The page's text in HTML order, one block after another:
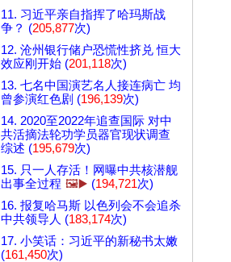
11. 习近平亲自指挥了哈玛斯战
争？ (205,877次)
12. 沧州银行储户恐慌性挤兑 恒大
效应刚开始 (201,118次)
13. 七名中国演艺名人接连病亡 均
曾参演红色剧 (196,139次)
14. 2020至2022年追查国际 对中
共活摘法轮功学员器官现状调查
综述 (195,679次)
15. 只一人存活！网曝中共核潜舰
出事全过程 🖼️▶️ (194,721次)
16. 报复哈马斯 以色列会不会追杀
中共领导人 (183,174次)
17. 小笑话：习近平的新秘书太嫩
(161,450次)